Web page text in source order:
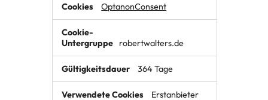
OptanonConsent
robertwalters.de
364 Tage
Erstanbieter